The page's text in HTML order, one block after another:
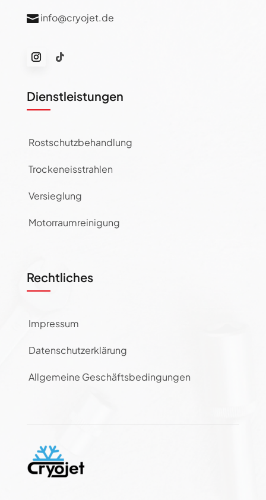
 info@cryojet.de
Dienstleistungen
Rostschutzbehandlung
Trockeneisstrahlen
Versieglung
Motorraumreinigung
Rechtliches
Impressum
Datenschutzerklärung
Allgemeine Geschäftsbedingungen